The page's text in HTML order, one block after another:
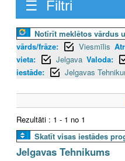
☰ Filtri
Notīrīt meklētos vārdus
vārds/frāze:
Viesmīlis
vieta:
Jelgava Valoda:
iestāde:
Jelgavas
Rezultāti : 1 - 1 no 1
Skatīt visas iestādes
Jelgavas Tehnikums